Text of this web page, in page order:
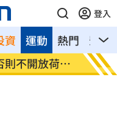
登入
資 熱門 影音
運動
不開放荷莫
場